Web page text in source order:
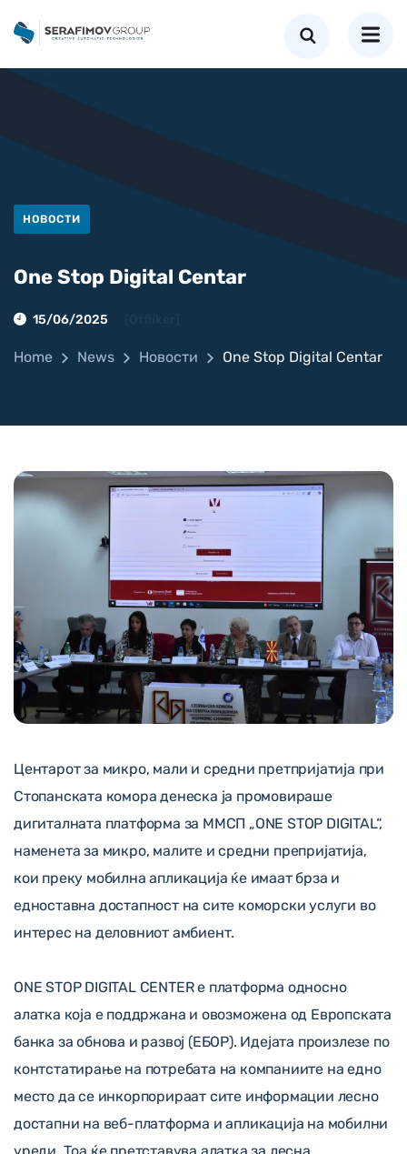
НОВОСТИ
One Stop Digital Centar
15/06/2025
Home News Новости One Stop Digital Centar
Центарот за микро, мали и средни претпријатија при
Стопанската комора денеска ја промовираше
дигиталната платформа за ММСП „ONE STOP DIGITAL“,
наменета за микро, малите и средни препријатија,
кои преку мобилна апликација ќе имаат брза и
едноставна достапност на сите коморски услуги во
интерес на деловниот амбиент.
ONE STOP DIGITAL CENTER е платформа односно
алатка која е поддржана и овозможена од Европската
банка за обнова и развој (ЕБОР). Идејата произлезе по
контстатирање на потребата на компаниите на едно
место да се инкорпорираат сите информации лесно
достапни на веб-платформа и апликација на мобилни